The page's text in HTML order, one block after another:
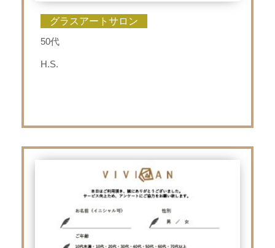
グラスアートサロン
50代
H.S.